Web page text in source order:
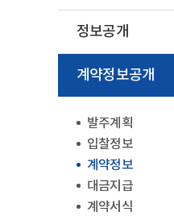
정보공개
계약정보공개
발주계획
입찰정보
계약정보
대금지급
계약서식